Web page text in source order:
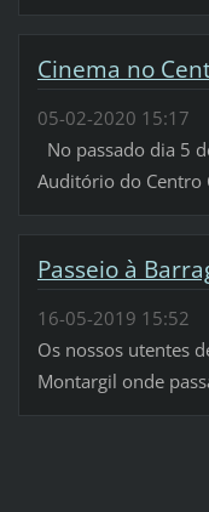
Cinema no
05-02-2020 15:17
No passado dia 5
Auditório do Centro
Passeio à
16-05-2019 15:52
Os nossos utentes
Montargil onde